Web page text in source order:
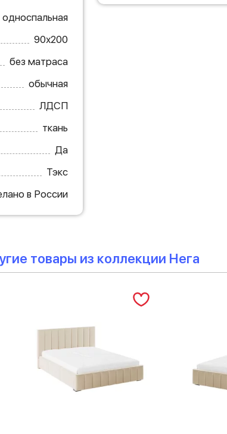
односпальная
90х200
без матраса
обычная
ЛДСП
ткань
Да
Тэкс
в России
товары из коллекции Нега